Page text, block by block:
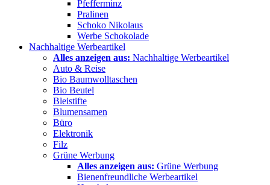
Pfefferminz
Pralinen
Schoko Nikolaus
Werbe Schokolade
Nachhaltige Werbeartikel
Alles anzeigen aus: Nachhaltige Werbeartikel
Auto & Reise
Bio Baumwolltaschen
Bio Beutel
Bleistifte
Blumensamen
Büro
Elektronik
Filz
Grüne Werbung
Alles anzeigen aus: Grüne Werbung
Bienenfreundliche Werbeartikel